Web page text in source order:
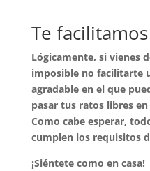
Te
Lógicamente, si vienes
imposible no facilitarte
agradable en el que
pasar tus ratos libres
Como cabe esperar,
cumplen los requisitos
¡Siéntete como en casa!